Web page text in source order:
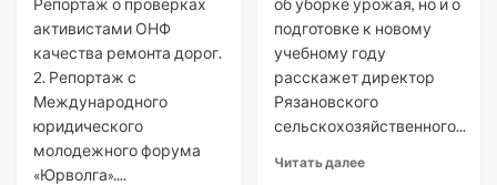
Репортаж о проверках
активистами ОНФ
качества ремонта дорог.
2. Репортаж с
Международного
юридического
молодежного форума
«Юрволга»....
об уборке урожая, но и о
подготовке к новому
учебному году
расскажет директор
Рязановского
сельскохозяйственного...
Читать далее